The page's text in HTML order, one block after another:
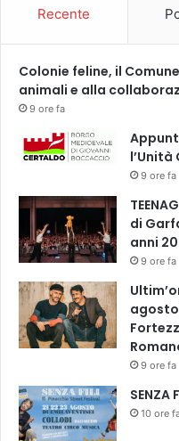
Recente
Colonie feline, il
animali e alla
9 ore fa
9 ore fa
di
anni
9 ore fa
9 ore fa
10 ore